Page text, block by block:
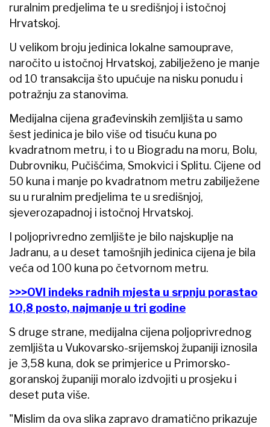
ruralnim predjelima te u središnjoj i istočnoj
Hrvatskoj.
U velikom broju jedinica lokalne samouprave,
naročito u istočnoj Hrvatskoj, zabilježeno je manje
od 10 transakcija što upućuje na nisku ponudu i
potražnju za stanovima.
Medijalna cijena građevinskih zemljišta u samo
šest jedinica je bilo više od tisuću kuna po
kvadratnom metru, i to u Biogradu na moru, Bolu,
Dubrovniku, Pučišćima, Smokvici i Splitu. Cijene od
50 kuna i manje po kvadratnom metru zabilježene
su u ruralnim predjelima te u središnjoj,
sjeverozapadnoj i istočnoj Hrvatskoj.
I poljoprivredno zemljište je bilo najskuplje na
Jadranu, a u deset tamošnjih jedinica cijena je bila
veća od 100 kuna po četvornom metru.
>>>OVI indeks radnih mjesta u srpnju porastao
10,8 posto, najmanje u tri godine
S druge strane, medijalna cijena poljoprivrednog
zemljišta u Vukovarsko-srijemskoj županiji iznosila
je 3,58 kuna, dok se primjerice u Primorsko-
goranskoj županiji moralo izdvojiti u prosjeku i
deset puta više.
"Mislim da ova slika zapravo dramatično prikazuje